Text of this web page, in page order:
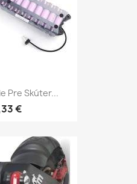
Pre Skúter...
€